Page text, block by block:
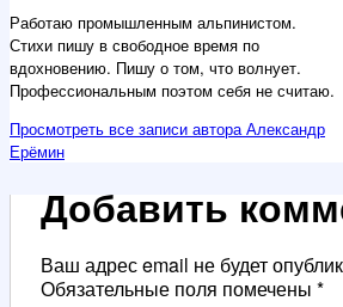
Работаю промышленным альпинистом.
Стихи пишу в свободное время по
вдохновению. Пишу о том, что волнует.
Профессиональным поэтом себя не считаю.
Просмотреть все записи автора Александр
Ерёмин
Добавить
Ваш адрес email не будет
Обязательные поля помечены *